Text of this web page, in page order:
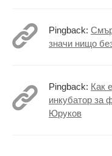
Pingback:
значи нищо
Pingback: Как
инкубатор за
Юруков